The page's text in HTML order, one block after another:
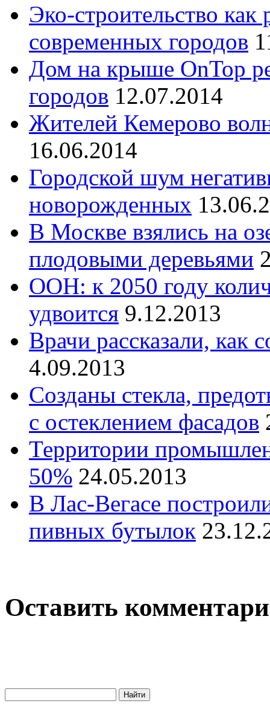
Эко-строительство
современных городов
Дом на крыше OnTop
городов 12.07.2014
Жителей Кемерово
16.06.2014
Городской шум
новорожденных
В Москве взялись на
плодовыми деревьями
ООН: к 2050 году
удвоится 9.12.2013
Врачи рассказали, как
4.09.2013
Созданы стекла,
с остеклением фасадов
Территории
50% 24.05.2013
В Лас-Вегасе
пивных бутылок
Оставить